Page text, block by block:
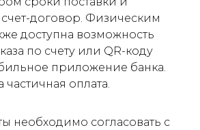
счет-договор. Физическим
доступна возможность
по счету или QR-коду
приложение банка.
оплата.
необходимо согласовать с